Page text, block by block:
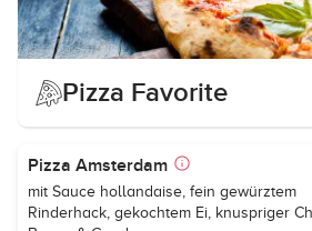
Pizza Favorite
Pizza Amsterdam
mit Sauce hollandaise, fein gewürztem
Rinderhack, gekochtem Ei, knuspriger